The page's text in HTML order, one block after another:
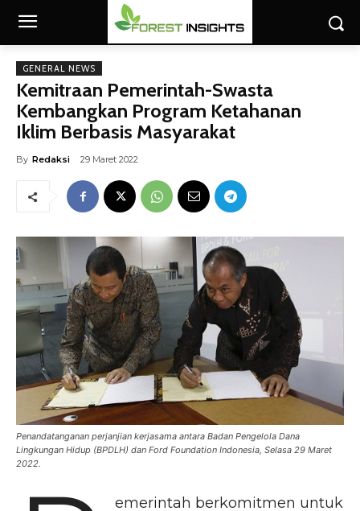
GENERAL NEWS
Kemitraan Pemerintah-Swasta
Kembangkan Program Ketahanan
Iklim Berbasis Masyarakat
By Redaksi 29 Maret 2022
Penandatanganan perjanjian kerjasama antara Badan Pengelola Dana
Lingkungan Hidup (BPDLH) dan Ford Foundation Indonesia, Selasa 29 Maret
2022.
emerintah berkomitmen untuk